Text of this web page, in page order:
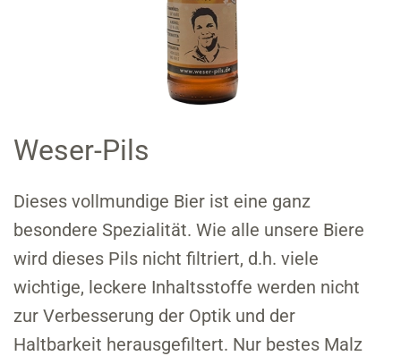
Weser-Pils
Dieses vollmundige Bier ist eine ganz
besondere Spezialität. Wie alle unsere Biere
wird dieses Pils nicht filtriert, d.h. viele
wichtige, leckere Inhaltsstoffe werden nicht
zur Verbesserung der Optik und der
Haltbarkeit herausgefiltert. Nur bestes Malz